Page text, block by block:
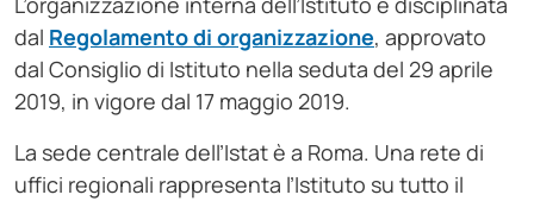
dal Regolamento di organizzazione, approvato
dal Consiglio di Istituto nella seduta del 29 aprile
2019, in vigore dal 17 maggio 2019.
La sede centrale dell’Istat è a Roma. Una rete di
uffici regionali rappresenta l’Istituto su tutto il